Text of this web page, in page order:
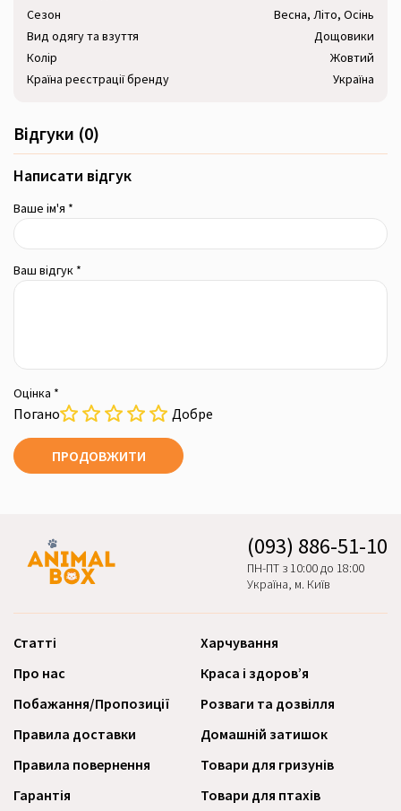
Сезон
Весна, Літо, Осінь
Вид одягу та взуття
Дощовики
Колір
Жовтий
Країна реєстрації бренду
Україна
Відгуки (0)
Написати відгук
Ваше ім'я *
Ваш відгук *
Оцінка *
Погано Добре
ПРОДОВЖИТИ
(093) 886-51-10
ПН-ПТ з 10:00 до 18:00
Україна, м. Київ
Статті
Про нас
Побажання/Пропозиції
Правила доставки
Правила повернення
Гарантія
Харчування
Краса і здоров’я
Розваги та дозвілля
Домашній затишок
Товари для гризунів
Товари для птахів